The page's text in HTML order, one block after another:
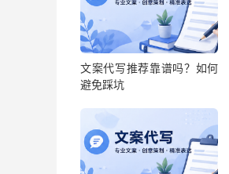
文案代写推荐靠谱吗？如何
避免踩坑